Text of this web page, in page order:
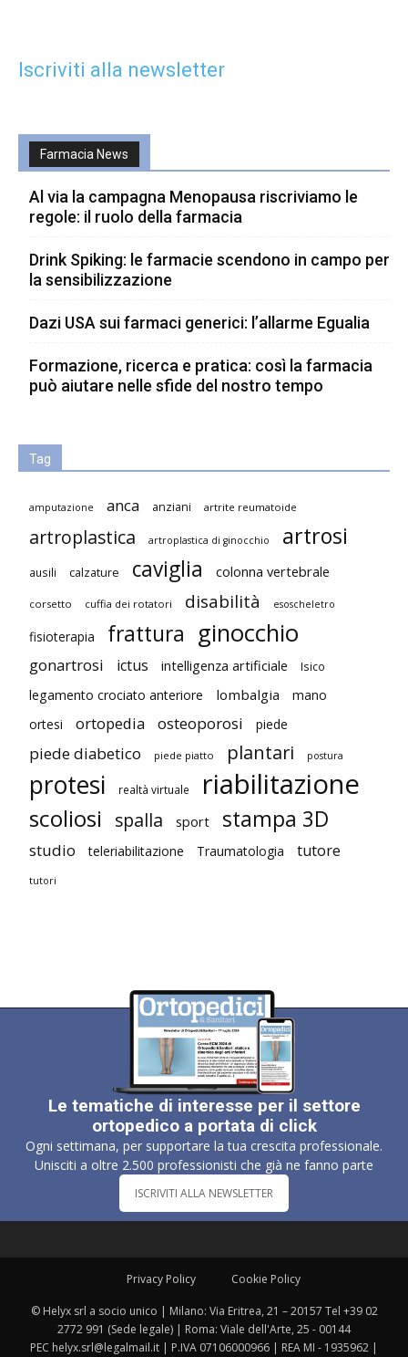
Iscriviti alla newsletter
Farmacia News
Al via la campagna Menopausa riscriviamo le
regole: il ruolo della farmacia
Drink Spiking: le farmacie scendono in campo per
la sensibilizzazione
Dazi USA sui farmaci generici: l’allarme Egualia
Formazione, ricerca e pratica: così la farmacia
può aiutare nelle sfide del nostro tempo
Tag
amputazione anca anziani artrite reumatoide
artroplastica artroplastica di ginocchio artrosi
ausili calzature caviglia colonna vertebrale
corsetto cuffia dei rotatori disabilità esoscheletro
fisioterapia frattura ginocchio
gonartrosi ictus intelligenza artificiale Isico
legamento crociato anteriore lombalgia
mano
ortesi
ortopedia osteoporosi piede
piede diabetico piede piatto plantari postura
protesi realtà virtuale riabilitazione
scoliosi spalla sport stampa 3D
studio teleriabilitazione Traumatologia tutore
tutori
Le tematiche di interesse per il settore
ortopedico a portata di click
Ogni settimana, per supportare la tua crescita professionale.
Unisciti a oltre 2.500 professionisti che già ne fanno parte
ISCRIVITI ALLA NEWSLETTER
Privacy Policy Cookie Policy
© Helyx srl a socio unico | Milano: Via Eritrea, 21 – 20157 Tel +39 02
2772 991 (Sede legale) | Roma: Viale dell'Arte, 25 - 00144
PEC helyx.srl@legalmail.it | P.IVA 07106000966 | REA MI - 1935962 |